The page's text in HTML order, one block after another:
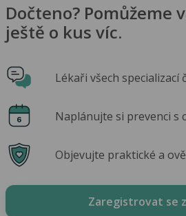
Dočteno? Pomůžeme
ještě o kus víc.
Lékaři všech specializací
Naplánujte si prevenci s
Objevujte praktické a
Zaregistrovat se